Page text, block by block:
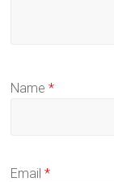
Name*
Email*